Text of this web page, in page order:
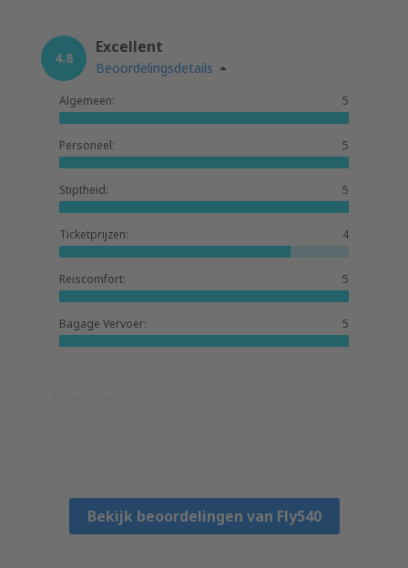
4.8
Excellent
Beoordelingsdetails
Algemeen: 5
Personeel: 5
Stiptheid: 5
Ticketprijzen: 4
Reiscomfort: 5
Bagage Vervoer: 5
Bekijk beoordelingen van Fly540